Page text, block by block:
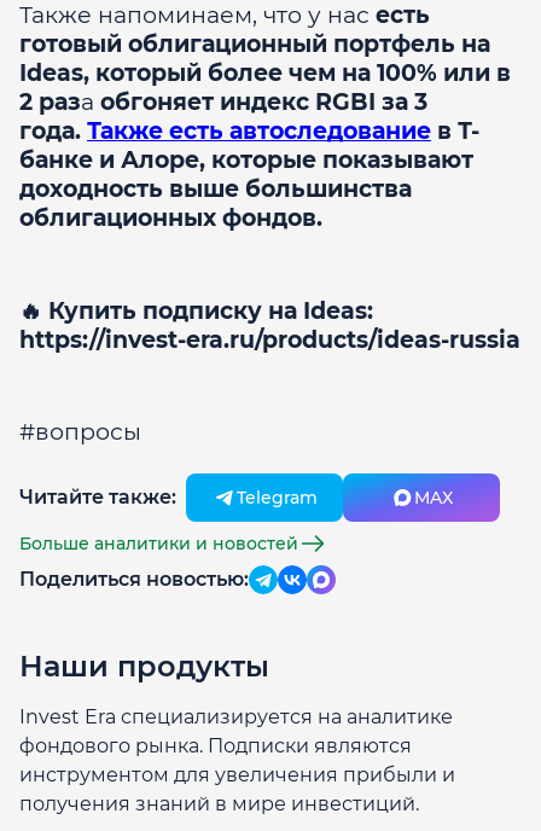
Также напоминаем, что у нас есть
готовый облигационный портфель на
Ideas, который более чем на 100% или в
2 раза обгоняет индекс RGBI за 3
года. Также есть автоследование в Т-
банке и Алоре, которые показывают
доходность выше большинства
облигационных фондов.
🔥 Купить подписку на Ideas:
https://invest-era.ru/products/ideas-russia
#вопросы
Читайте также: Telegram MAX
Больше аналитики и новостей
Поделиться новостью:
Наши продукты
Invest Era специализируется на аналитике
фондового рынка. Подписки являются
инструментом для увеличения прибыли и
получения знаний в мире инвестиций.